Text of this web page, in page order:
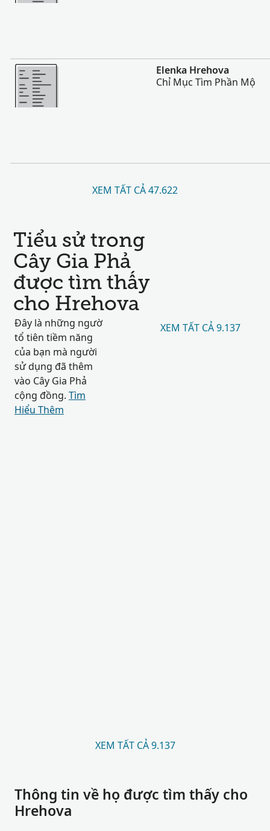
Nhiều Hơn
Elenka Hrehova
Chỉ Mục Tìm Phần Mộ
XEM TẤT CẢ 47.622
Tiểu sử trong
Cây Gia Phả
được tìm thấy
cho Hrehova
Đây là những ngườ
tổ tiên tiềm năng
của bạn mà người
sử dụng đã thêm
vào Cây Gia Phả
cộng đồng. Tìm
Hiểu Thêm
XEM TẤT CẢ 9.137
XEM TẤT CẢ 9.137
Thông tin về họ được tìm thấy cho
Hrehova